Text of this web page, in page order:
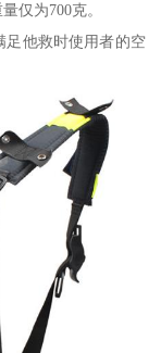
仅为700克。
足他救时使用者的空